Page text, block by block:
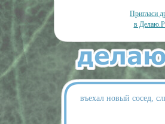
Пригласи
в
въехал новый сосед,